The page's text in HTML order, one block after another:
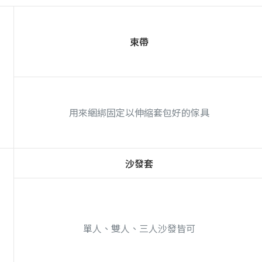
束帶
用來綑綁固定以伸縮套包好的傢具
沙發套
單人、雙人、三人沙發皆可